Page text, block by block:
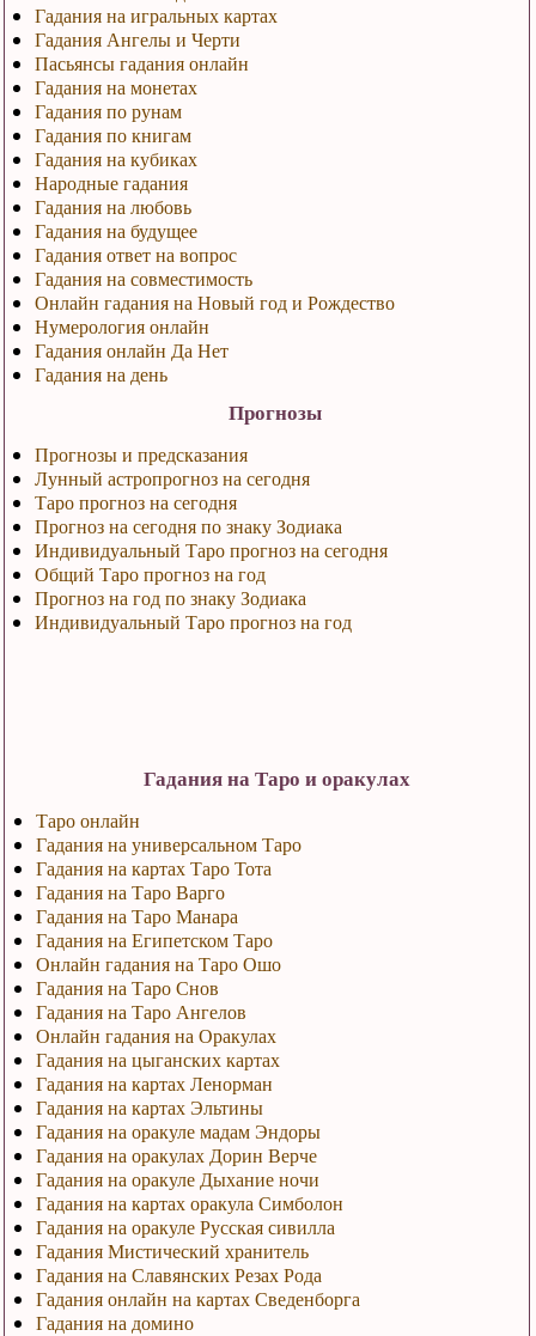
Гадания на игральных картах
Гадания Ангелы и Черти
Пасьянсы гадания онлайн
Гадания на монетах
Гадания по рунам
Гадания по книгам
Гадания на кубиках
Народные гадания
Гадания на любовь
Гадания на будущее
Гадания ответ на вопрос
Гадания на совместимость
Онлайн гадания на Новый год и Рождество
Нумерология онлайн
Гадания онлайн Да Нет
Гадания на день
Прогнозы
Прогнозы и предсказания
Лунный астропрогноз на сегодня
Таро прогноз на сегодня
Прогноз на сегодня по знаку Зодиака
Индивидуальный Таро прогноз на сегодня
Общий Таро прогноз на год
Прогноз на год по знаку Зодиака
Индивидуальный Таро прогноз на год
Гадания на Таро и оракулах
Таро онлайн
Гадания на универсальном Таро
Гадания на картах Таро Тота
Гадания на Таро Варго
Гадания на Таро Манара
Гадания на Египетском Таро
Онлайн гадания на Таро Ошо
Гадания на Таро Снов
Гадания на Таро Ангелов
Онлайн гадания на Оракулах
Гадания на цыганских картах
Гадания на картах Ленорман
Гадания на картах Эльтины
Гадания на оракуле мадам Эндоры
Гадания на оракулах Дорин Верче
Гадания на оракуле Дыхание ночи
Гадания на картах оракула Симболон
Гадания на оракуле Русская сивилла
Гадания Мистический хранитель
Гадания на Славянских Резах Рода
Гадания онлайн на картах Сведенборга
Гадания на домино